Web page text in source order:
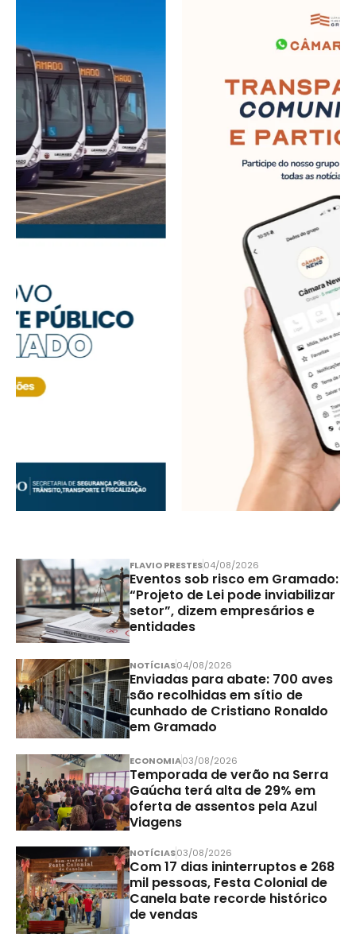
FLAVIO PRESTES04/08/2026
Eventos sob risco em Gramado:
“Projeto de Lei pode inviabilizar
setor”, dizem empresários e
entidades
NOTÍCIAS04/08/2026
Enviadas para abate: 700 aves
são recolhidas em sítio de
cunhado de Cristiano Ronaldo
em Gramado
ECONOMIA03/08/2026
Temporada de verão na Serra
Gaúcha terá alta de 29% em
oferta de assentos pela Azul
Viagens
NOTÍCIAS03/08/2026
Com 17 dias ininterruptos e 268
mil pessoas, Festa Colonial de
Canela bate recorde histórico
de vendas